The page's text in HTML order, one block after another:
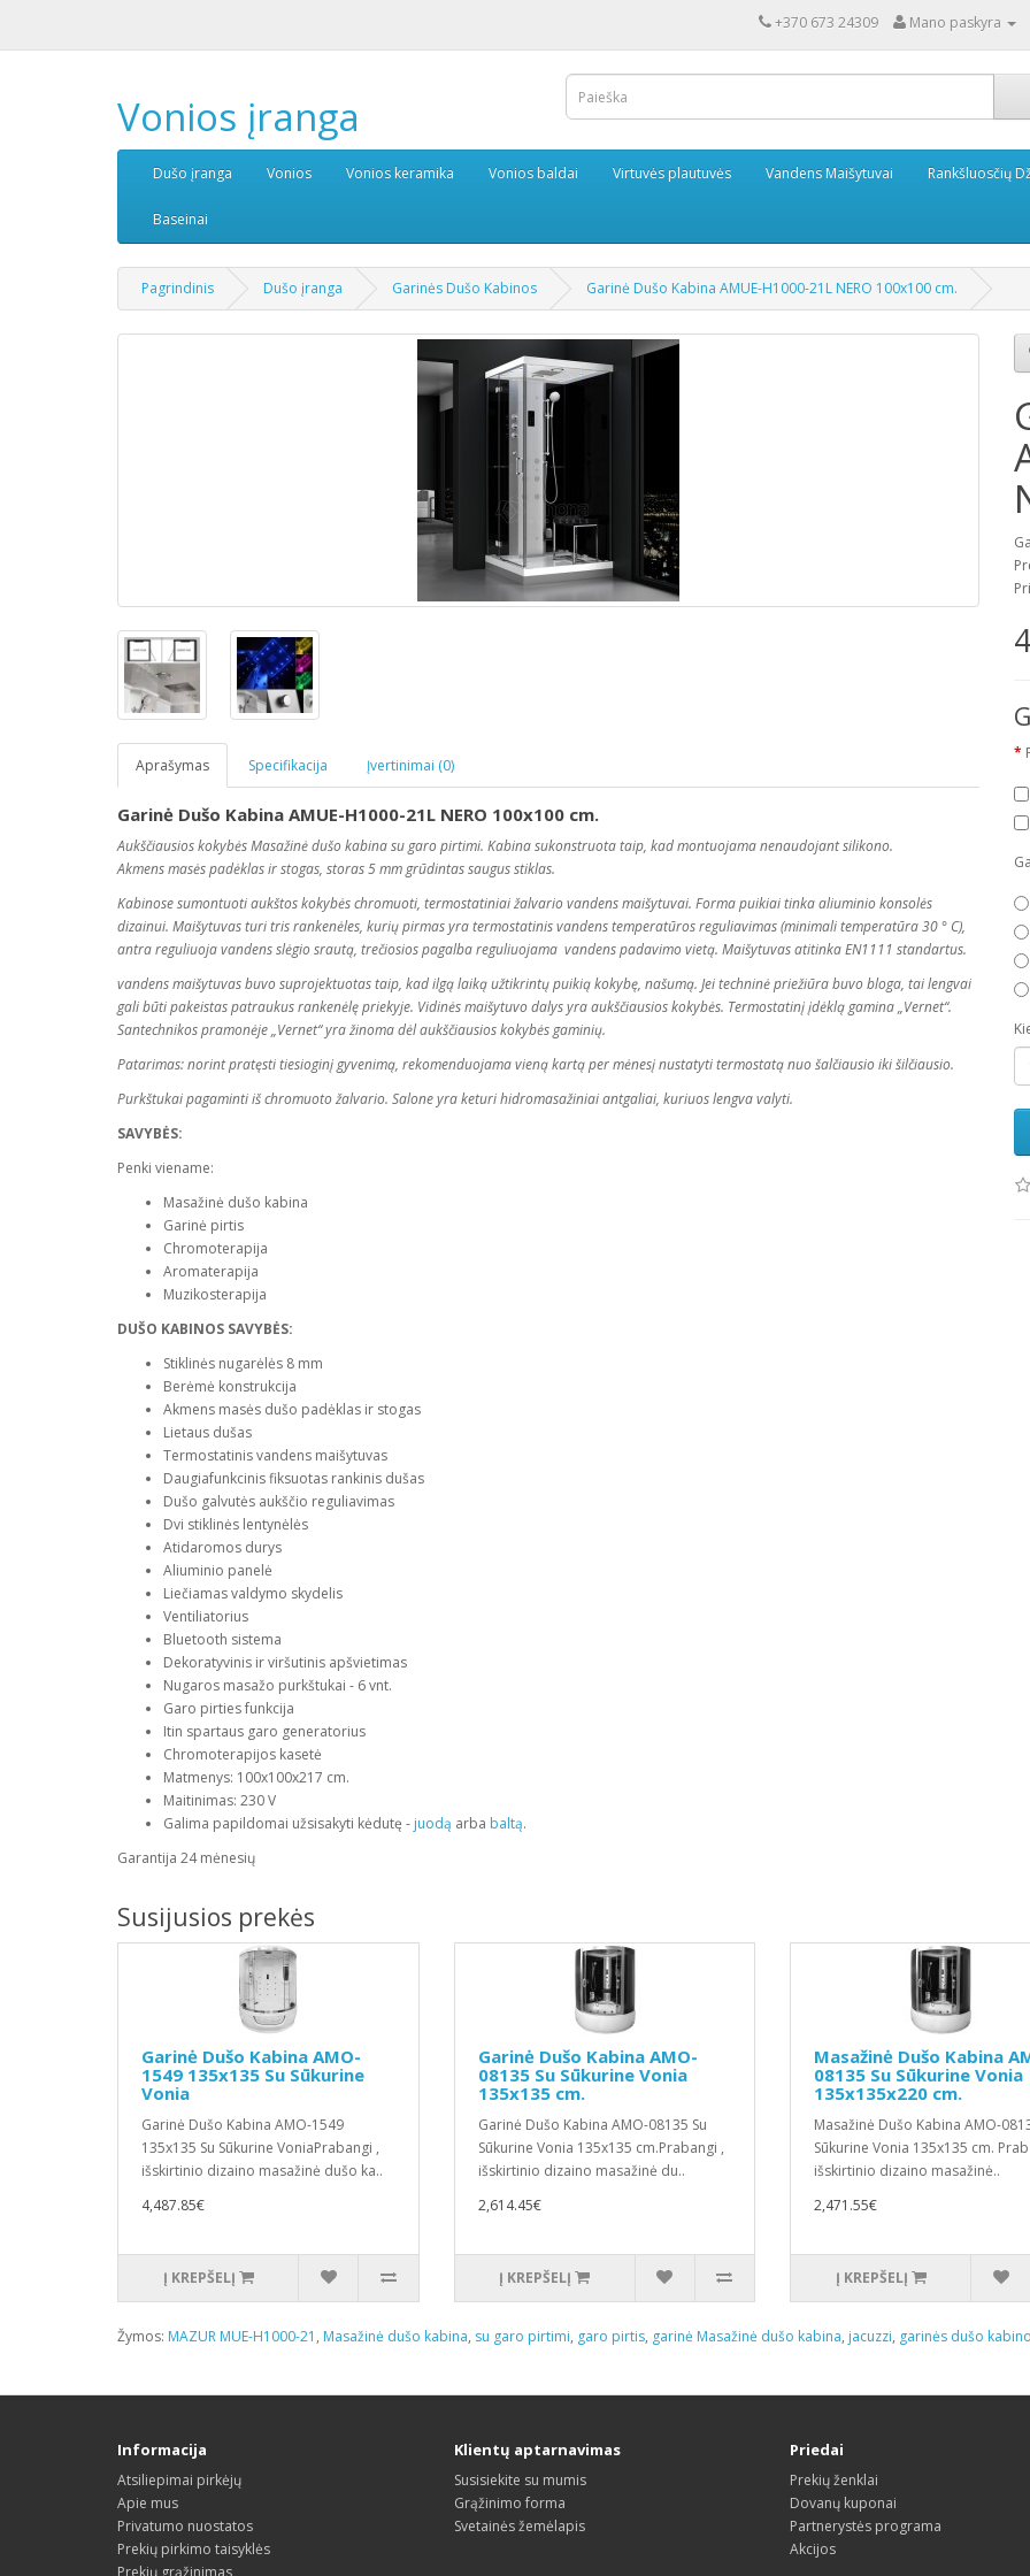
+370 673 24309 Mano paskyra
Vonios įranga
Dušo įranga Vonios Vonios keramika Vonios baldai Virtuvės plautuvės Vandens Maišytuvai Rankšluosčių
Baseinai
Pagrindinis Dušo įranga Garinės Dušo Kabinos Garinė Dušo Kabina AMUE-H1000-21L NERO 100x100 cm.
Aprašymas Specifikacija Įvertinimai (0)
Garinė Dušo Kabina AMUE-H1000-21L NERO 100x100 cm.
Aukščiausios kokybės Masažinė dušo kabina su garo pirtimi. Kabina sukonstruota taip, kad montuojama nenaudojant silikono.
Akmensmasėspadėklas ir stogas, storas 5 mm grūdintas saugus stiklas.
Kabinose sumontuoti aukštos kokybės chromuoti, termostatiniai žalvario vandens maišytuvai. Forma puikiai tinka aliuminio konsolės
dizainui. Maišytuvas turi tris rankenėles, kurių pirmas yra termostatinis vandens temperatūros reguliavimas (minimali temperatūra 30 ° C),
antra reguliuoja vandens slėgio srautą, trečiosios pagalba reguliuojama vandens padavimo vietą. Maišytuvas atitinka EN1111 standartus.
vandens maišytuvas buvo suprojektuotas taip, kad ilgą laiką užtikrintų puikią kokybę, našumą. Jei techninė priežiūra buvo bloga, tai lengvai
gali būti pakeistas patraukus rankenėlę priekyje. Vidinės maišytuvo dalys yra aukščiausios kokybės. Termostatinį įdėklą gamina „Vernet“.
Santechnikos pramonėje „Vernet“ yra žinoma dėl aukščiausios kokybės gaminių.
Patarimas: norint pratęsti tiesioginį gyvenimą, rekomenduojama vieną kartą per mėnesį nustatyti termostatą nuo šalčiausio iki šilčiausio.
Purkštukai pagaminti iš chromuoto žalvario. Salone yra keturi hidromasažiniai antgaliai, kuriuos lengva valyti.
SAVYBĖS:
Penki viename:
Masažinė dušo kabina
Garinė pirtis
Chromoterapija
Aromaterapija
Muzikosterapija
DUŠO KABINOS SAVYBĖS:
Stiklinės nugarėlės 8 mm
Berėmė konstrukcija
Akmens masės dušo padėklas ir stogas
Lietaus dušas
Termostatinis vandens maišytuvas
Daugiafunkcinis fiksuotas rankinis dušas
Dušo galvutės aukščio reguliavimas
Dvi stiklinės lentynėlės
Atidaromos durys
Aliuminio panelė
Liečiamas valdymo skydelis
Ventiliatorius
Bluetooth sistema
Dekoratyvinis ir viršutinis apšvietimas
Nugaros masažo purkštukai - 6 vnt.
Garo pirties funkcija
Itin spartaus garo generatorius
Chromoterapijos kasetė
Matmenys: 100x100x217 cm.
Maitinimas: 230 V
Galima papildomai užsisakyti kėdutę - juodą arba baltą.
Garantija 24 mėnesių
Susijusios prekės
Garinė Dušo Kabina AMO-
1549 135x135 Su Sūkurine
Vonia
Garinė Dušo Kabina AMO-1549
135x135 Su Sūkurine VoniaPrabangi ,
išskirtinio dizaino masažinė dušo ka..
4,487.85€
Į KREPŠELĮ
Garinė Dušo Kabina AMO-
08135 Su Sūkurine Vonia
135x135 cm.
Garinė Dušo Kabina AMO-08135 Su
Sūkurine Vonia 135x135 cm.Prabangi ,
išskirtinio dizaino masažinė du..
2,614.45€
Į KREPŠELĮ
Masažinė Dušo Kabina
08135 Su Sūkurine Vonia
135x135x220 cm.
Masažinė Dušo Kabina AMO-
Sūkurine Vonia 135x135 cm.
išskirtinio dizaino masažinė..
2,471.55€
Į KREPŠELĮ
Žymos: MAZUR MUE-H1000-21 , Masažinė dušo kabina, su garo pirtimi, garo pirtis, garinė Masažinė dušo kabina, jacuzzi, garinės dušo
Informacija
Atsiliepimai pirkėjų
Apie mus
Privatumo nuostatos
Prekių pirkimo taisyklės
Prekių grąžinimas
Klientų aptarnavimas
Susisiekite su mumis
Grąžinimo forma
Svetainės žemėlapis
Priedai
Prekių ženklai
Dovanų kuponai
Partnerystės programa
Akcijos